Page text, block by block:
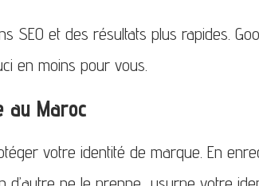
SEO et des résultats plus rapides.
en moins pour vous.
au Maroc
votre identité de marque. En